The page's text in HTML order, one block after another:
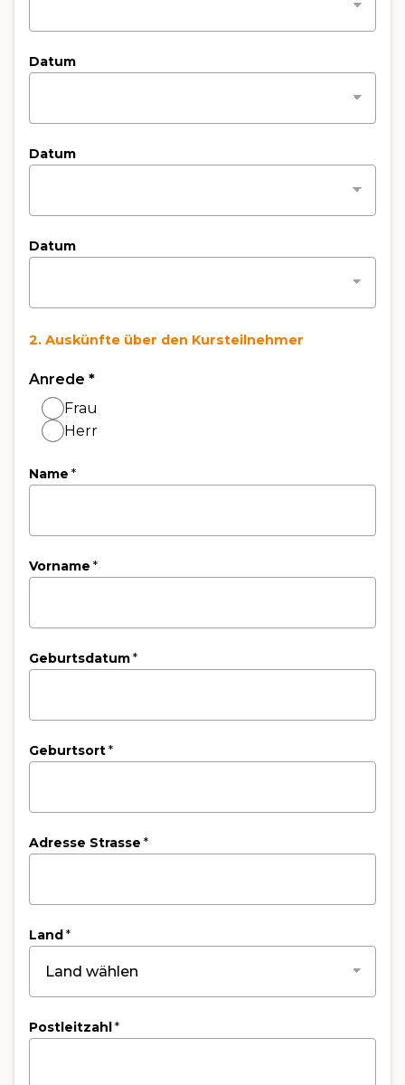
Datum
Datum
Datum
2. Auskünfte über den Kursteilnehmer
Anrede *
Frau
Herr
Name *
Vorname *
Geburtsdatum*
Geburtsort*
Adresse Strasse *
Land *
Postleitzahl *